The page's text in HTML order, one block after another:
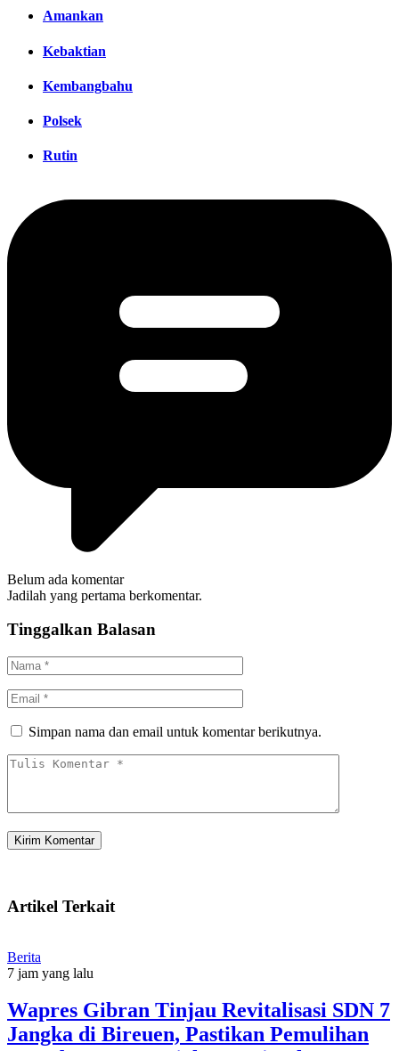
Amankan
Kebaktian
Kembangbahu
Polsek
Rutin
Belum ada komentar
Jadilah yang pertama berkomentar.
Tinggalkan Balasan
Simpan nama dan email untuk komentar berikutnya.
Artikel Terkait
Berita
7 jam yang lalu
Wapres Gibran Tinjau Revitalisasi SDN 7
Jangka di Bireuen, Pastikan Pemulihan